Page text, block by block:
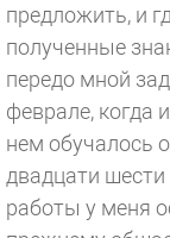
предложить, и
полученные
передо мной
феврале, когда
нем обучалось
двадцати
работы у меня